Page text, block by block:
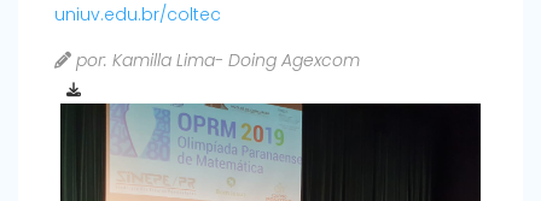
uniuv.edu.br/coltec
por: Kamilla Lima- Doing Agexcom